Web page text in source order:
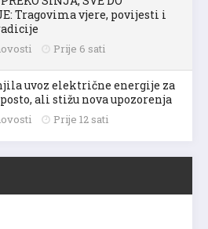
Tragovima vjere, povijesti i
Prije 6 sati
uvoz električne energije za
ali stižu nova upozorenja
Prije 12 sati